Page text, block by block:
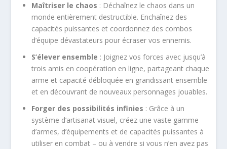
Maîtriser le chaos : Déchaînez le chaos dans un
monde entièrement destructible. Enchaînez des
capacités puissantes et coordonnez des combos
d’équipe dévastateurs pour écraser vos ennemis.
S’élever ensemble : Joignez vos forces avec jusqu’à
trois amis en coopération en ligne, partageant chaque
arme et capacité débloquée en grandissant ensemble
et en découvrant de nouveaux personnages jouables.
Forger des possibilités infinies : Grâce à un
système d’artisanat visuel, créez une vaste gamme
d’armes, d’équipements et de capacités puissantes à
utiliser en combat – ou à vendre si vous n’en avez pas